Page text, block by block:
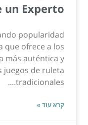
un Experto
popularidad
que ofrece a los
más auténtica y
juegos de ruleta
tradicionales....
קרא עוד »